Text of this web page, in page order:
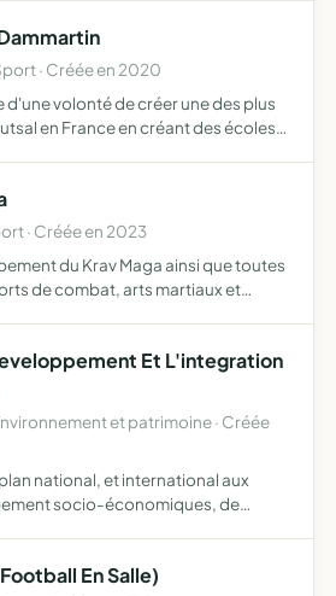
· Créée en 2020
d'une volonté de créer une des plus
en France en créant des écoles
· Créée en 2023
du Krav Maga ainsi que toutes
de combat, arts martiaux et
Et L'integration
et patrimoine · Créée
national, et international aux
socio-économiques, de
En Salle)